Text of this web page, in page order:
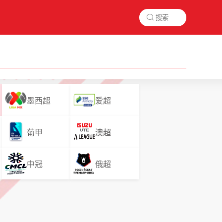

墨西超 爱超
葡甲 澳超
中冠 俄超